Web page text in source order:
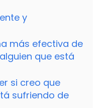
y
más efectiva de
que está
si creo que
sufriendo de